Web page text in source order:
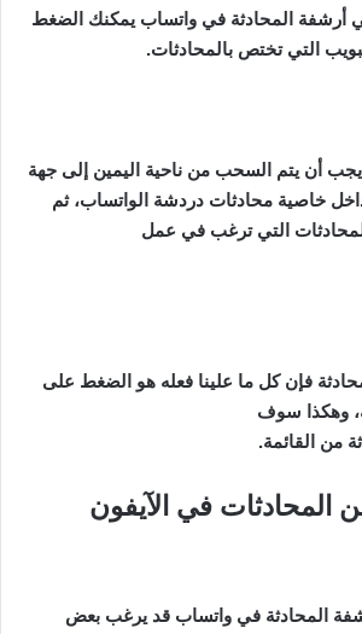
أرشفة المحادثة في واتساب يمكنك الضغط
التي تختص بالمحادثات.
أن يتم السحب من ناحية اليمين إلى جهة
خاصية محادثات دردشة الواتساب، ثم
المحادثات التي ترغب في عمل
فإن كل ما علينا فعله هو الضغط على
وهكذا سوف
من القائمة.
المحادثات في الآيفون
المحادثة في واتساب قد يرغب بعض